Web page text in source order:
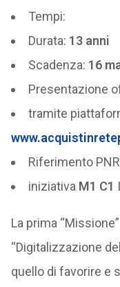
Tempi:
Durata: 13 anni
Scadenza: 16
Presentazione
tramite
Riferimento
iniziativa M1 C1
La prima
“Digitalizzazione
quello di favorire e